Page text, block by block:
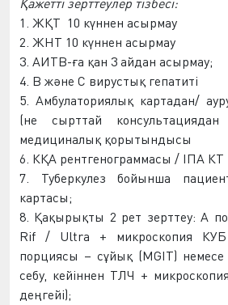
Қажетті зерттеулер тізбесі:
1. ЖҚТ 10 күннен асырмау
2. ЖНТ 10 күннен асырмау
3. АИТВ-ға қан 3 айдан асырмау;
4. В және С вирустық гепатиті
5. Амбулаториялық картадан/
(не сырттай
медициналық қорытындысы
6. КҚА рентгенограммасы / ІПА КТ
7. Туберкулез бойынша
картасы;
8. Қақырықты 2 рет зерттеу: А
Rif / Ultra + микроскопия КУБ
порциясы – сұйық (MGIT)
себу, кейіннен TЛЧ + микроскопия
деңгейі);